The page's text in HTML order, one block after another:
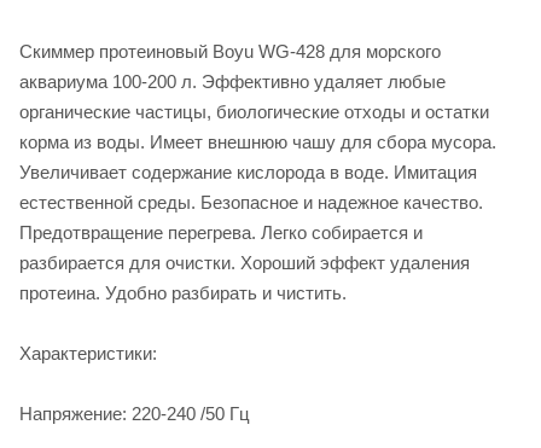
Скиммер протеиновый Boyu WG-428 для морского
аквариума 100-200 л. Эффективно удаляет любые
органические частицы, биологические отходы и остатки
корма из воды. Имеет внешнюю чашу для сбора мусора.
Увеличивает содержание кислорода в воде. Имитация
естественной среды. Безопасное и надежное качество.
Предотвращение перегрева. Легко собирается и
разбирается для очистки. Хороший эффект удаления
протеина. Удобно разбирать и чистить.
Характеристики:
Напряжение: 220-240 /50 Гц